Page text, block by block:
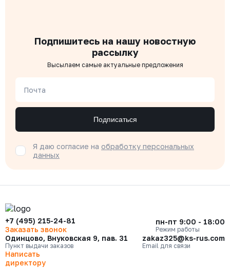
Подпишитесь на нашу новостную
рассылку
Высылаем самые актуальные предложения
Почта
Подписаться
Я даю согласие на обработку персональных
данных
+7 (495) 215-24-81
Заказать звонок
пн-пт 9:00 - 18:00
Режим работы
Одинцово, Внуковская 9, пав. 31
Пункт выдачи заказов
zakaz325@ks-rus.com
Email для связи
Написать
директору